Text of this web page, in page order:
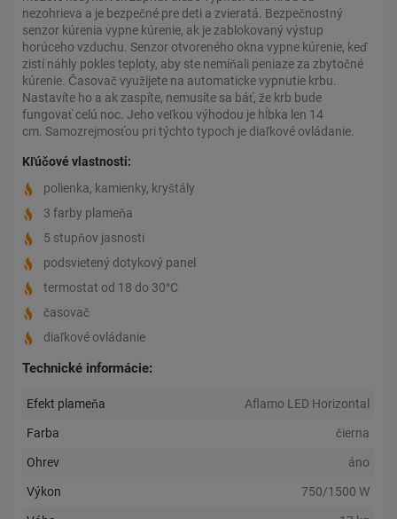
nezohrieva a je bezpečné pre deti a zvieratá. Bezpečnostný
senzor kúrenia vypne kúrenie, ak je zablokovaný výstup
horúceho vzduchu. Senzor otvoreného okna vypne kúrenie, keď
zistí náhly pokles teploty, aby ste nemíňali peniaze za zbytočné
kúrenie. Časovač využijete na automaticke vypnutie krbu.
Nastavíte ho a ak zaspíte, nemusíte sa báť, že krb bude
fungovať celú noc. Jeho veľkou výhodou je hĺbka len 14
cm. Samozrejmosťou pri týchto typoch je diaľkové ovládanie.
Kľúčové vlastnosti:
polienka, kamienky, kryštály
3 farby plameňa
5 stupňov jasnosti
podsvietený dotykový panel
termostat od 18 do 30°C
časovač
diaľkové ovládanie
Technické informácie:
Efekt plameňa Aflamo LED Horizontal
Farba čierna
Ohrev áno
Výkon 750/1500 W